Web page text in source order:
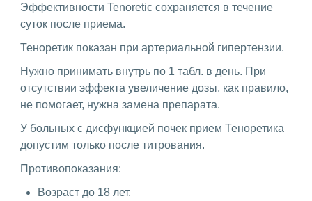
Эффективности Tenoretic сохраняется в течение
суток после приема.
Теноретик показан при артериальной гипертензии.
Нужно принимать внутрь по 1 табл. в день. При
отсутствии эффекта увеличение дозы, как правило,
не помогает, нужна замена препарата.
У больных с дисфункцией почек прием Теноретика
допустим только после титрования.
Противопоказания:
Возраст до 18 лет.